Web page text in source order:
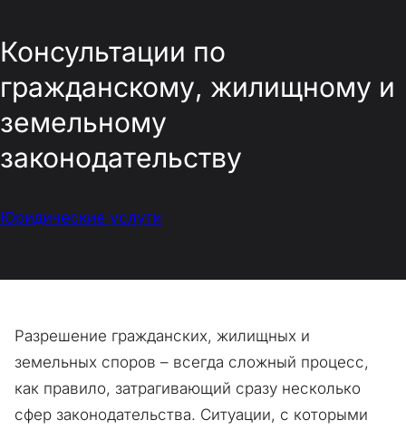
Консультации по
гражданскому, жилищному и
земельному
законодательству
Юридические услуги
Разрешение гражданских, жилищных и
земельных споров – всегда сложный процесс,
как правило, затрагивающий сразу несколько
сфер законодательства. Ситуации, с которыми